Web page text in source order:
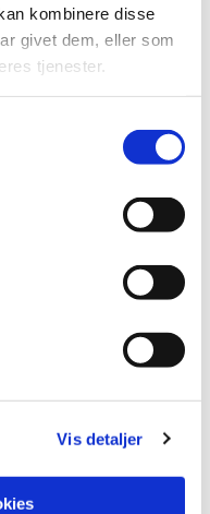
kombinere disse
givet dem, eller som
tjenester.
Vis detaljer